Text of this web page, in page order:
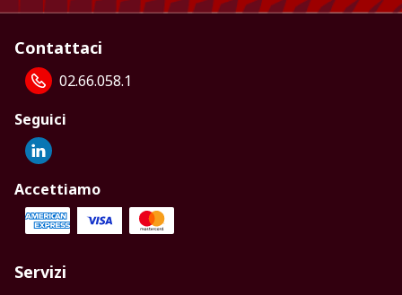
Contattaci
02.66.058.1
Seguici
Accettiamo
Servizi